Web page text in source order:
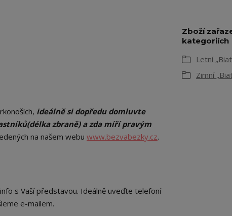
ideálně si dopředu domluvte
zbraně) a zda míří pravým
na našem webu www.bezvabezky.cz.
s Vaší představou. Ideálně uveďte telefoní
e-mailem.
Zboží
kategoriích
Letní
Zimní